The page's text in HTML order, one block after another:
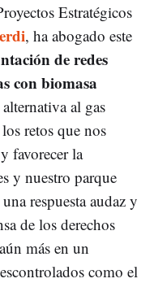
Estratégicos
, ha abogado este
de redes
con biomasa
al gas
retos que nos
favorecer la
y nuestro parque
respuesta audaz y
de los derechos
más en un
como el